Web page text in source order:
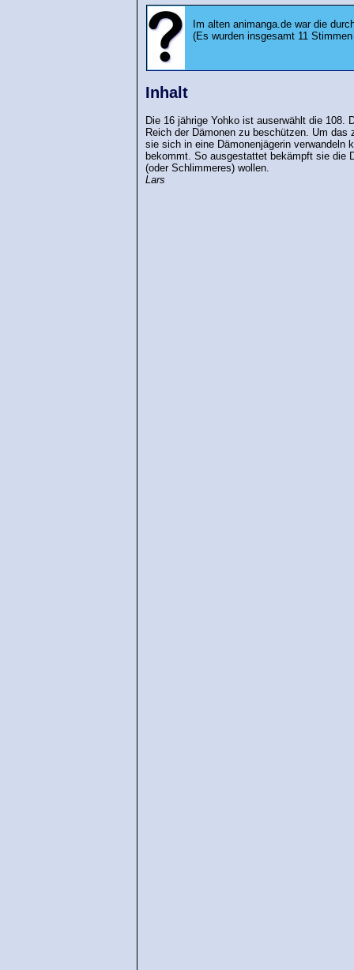
Im alten animanga.de war die
(Es wurden insgesamt 11
Inhalt
Die 16 jährige Yohko ist auserwählt die 108.
Reich der Dämonen zu beschützen. Um
sie sich in eine Dämonenjägerin verwandeln
bekommt. So ausgestattet bekämpft sie die
(oder Schlimmeres) wollen.
Lars